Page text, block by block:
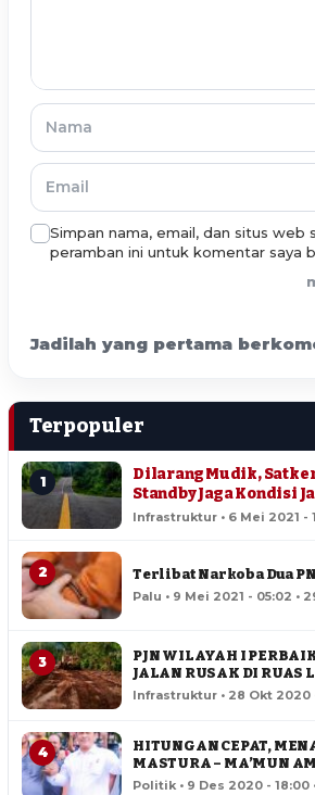
Simpan nama, email, dan situs web
peramban ini untuk komentar saya
Jadilah yang pertama
Terpopuler
1
Dilarang Mudik, Satker
Standby Jaga Kondisi
Infrastruktur • 6 Mei 2021 -
2 Terlibat Narkoba Dua
Palu • 9 Mei 2021 - 05:02 •
3
PJN WILAYAH I
JALAN RUSAK DI RUAS
Infrastruktur • 28 Okt 2020
4
HITUNGAN CEPAT,
MASTURA – MA’MUN
SULTENG
Politik • 9 Des 2020 - 18:00